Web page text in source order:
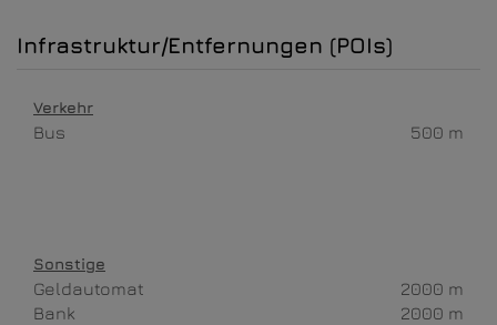
Infrastruktur/Entfernungen (POIs)
Verkehr
Bus 500 m
Sonstige
Geldautomat
2000 m
Bank
2000 m